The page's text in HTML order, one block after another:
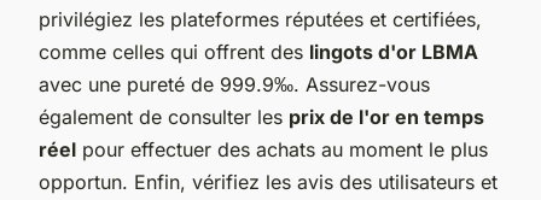
privilégiez les plateformes réputées et certifiées,
comme celles qui offrent des lingots d'or LBMA
avec une pureté de 999.9‰. Assurez-vous
également de consulter les prix de l'or en temps
réel pour effectuer des achats au moment le plus
opportun. Enfin, vérifiez les avis des utilisateurs et